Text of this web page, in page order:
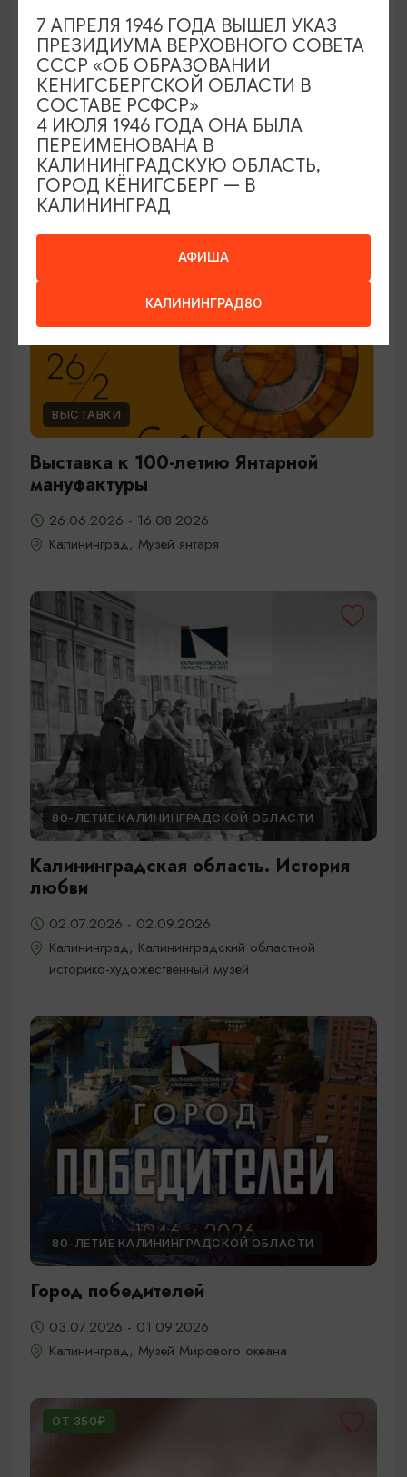
ЭКСКУРСИИ УЧРЕЖДЕНИЙ КУЛЬТУРЫ
Код города. История в символах
25.06.2026 - 30.09.2026, ПН-ПТ в 12:00
Калининград, Музей янтаря
ОТ 150₽ ПУШКИНСКАЯ КАРТА
ВЫСТАВКИ
Выставка к 100-летию Янтарной
мануфактуры
26.06.2026 - 16.08.2026
Калининград, Музей янтаря
80-ЛЕТИЕ КАЛИНИНГРАДСКОЙ ОБЛАСТИ
Калининградская область. История
любви
02.07.2026 - 02.09.2026
Калининград, Калининградский областной
историко-художественный музей
80-ЛЕТИЕ КАЛИНИНГРАДСКОЙ ОБЛАСТИ
Город победителей
03.07.2026 - 01.09.2026
Калининград, Музей Мирового океана
ОТ 350₽
АФИША
КАЛИНИНГРАД80
7 АПРЕЛЯ 1946 ГОДА ВЫШЕЛ УКАЗ
ПРЕЗИДИУМА ВЕРХОВНОГО СОВЕТА
СССР «ОБ ОБРАЗОВАНИИ
КЕНИГСБЕРГСКОЙ ОБЛАСТИ В
СОСТАВЕ РСФСР»
4 ИЮЛЯ 1946 ГОДА ОНА БЫЛА
ПЕРЕИМЕНОВАНА В
КАЛИНИНГРАДСКУЮ ОБЛАСТЬ,
ГОРОД КЁНИГСБЕРГ — В
КАЛИНИНГРАД